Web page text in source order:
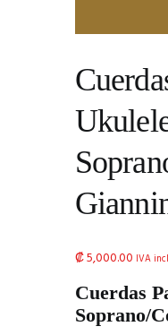
₡5,000.00 IVA
Cuerdas
Soprano/